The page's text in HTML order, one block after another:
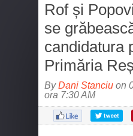
Rof și
se
candidatura
Primăria
ByDani Stanciu on
ora 7:30 AM